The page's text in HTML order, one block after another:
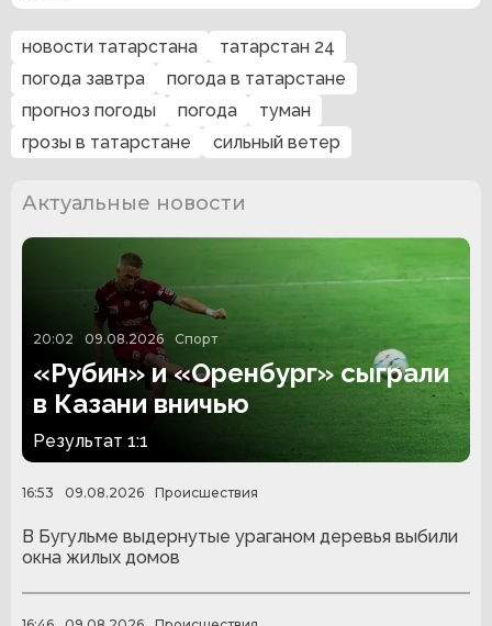
новости татарстана
татарстан 24
погода завтра
погода в татарстане
прогноз погоды
погода
туман
грозы в татарстане
сильный ветер
Актуальные новости
20:02 09.08.2026 Спорт
«Рубин» и «Оренбург» сыграли
в Казани вничью
Результат 1:1
16:53 09.08.2026 Происшествия
В Бугульме выдернутые ураганом деревья выбили
окна жилых домов